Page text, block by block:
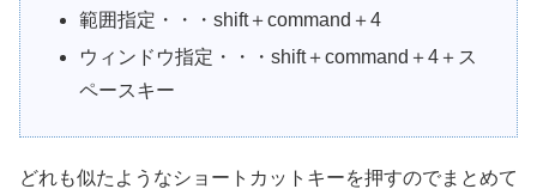
範囲指定・・・shift＋command＋4
ウィンドウ指定・・・shift＋command＋4＋ス
ペースキー
どれも似たようなショートカットキーを押すのでまとめて